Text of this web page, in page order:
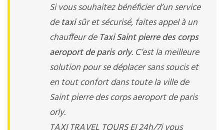
Si vous souhaitez bénéficier d’un service
detaxisûr et sécurisé, faites appel à un
chauffeur de Taxi Saint pierre des corps
aeroport de paris orly. C’est la meilleure
solution pour se déplacer sans soucis et
en tout confort dans toute la ville de
Saint pierre des corps aeroport de paris
orly.